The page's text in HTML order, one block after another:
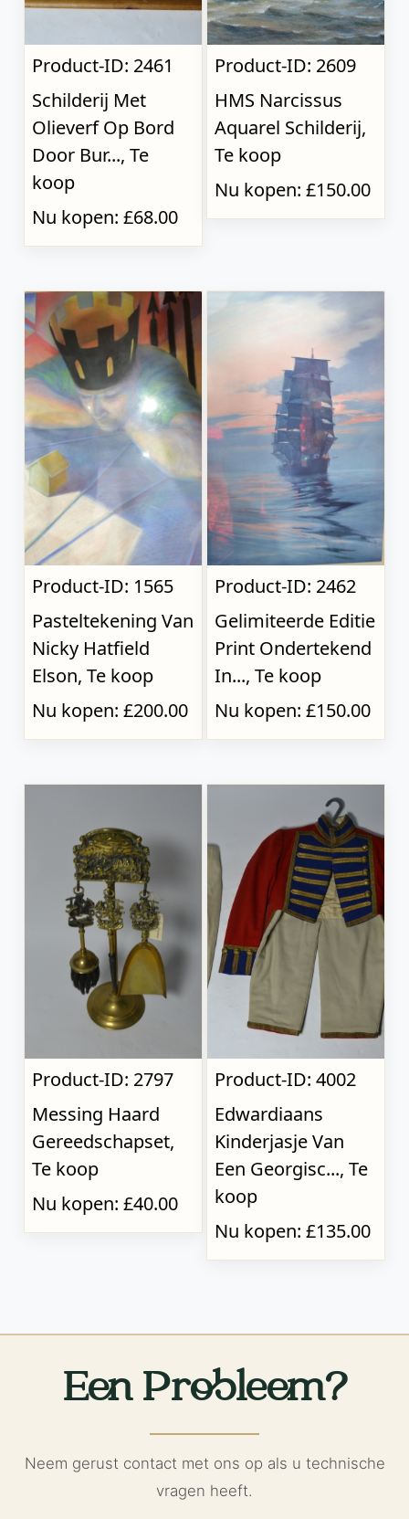
Product-ID: 2461
Schilderij Met
Olieverf Op Bord
Door Bur..., Te
koop
Nu kopen: £68.00
Product-ID: 2609
HMS Narcissus
Aquarel Schilderij,
Te koop
Nu kopen: £150.00
Product-ID: 1565
Pasteltekening Van
Nicky Hatfield
Elson, Te koop
Nu kopen: £200.00
Product-ID: 2462
Gelimiteerde Editie
Print Ondertekend
In..., Te koop
Nu kopen: £150.00
Product-ID: 2797
Messing Haard
Gereedschapset,
Te koop
Nu kopen: £40.00
Product-ID: 4002
Edwardiaans
Kinderjasje Van
Een Georgisc..., Te
koop
Nu kopen: £135.00
Een Probleem?
Neem gerust contact met ons op als u technische
vragen heeft.